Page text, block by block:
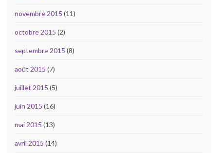
novembre 2015 (11)
octobre 2015 (2)
septembre 2015 (8)
août 2015 (7)
juillet 2015 (5)
juin 2015 (16)
mai 2015 (13)
avril 2015 (14)